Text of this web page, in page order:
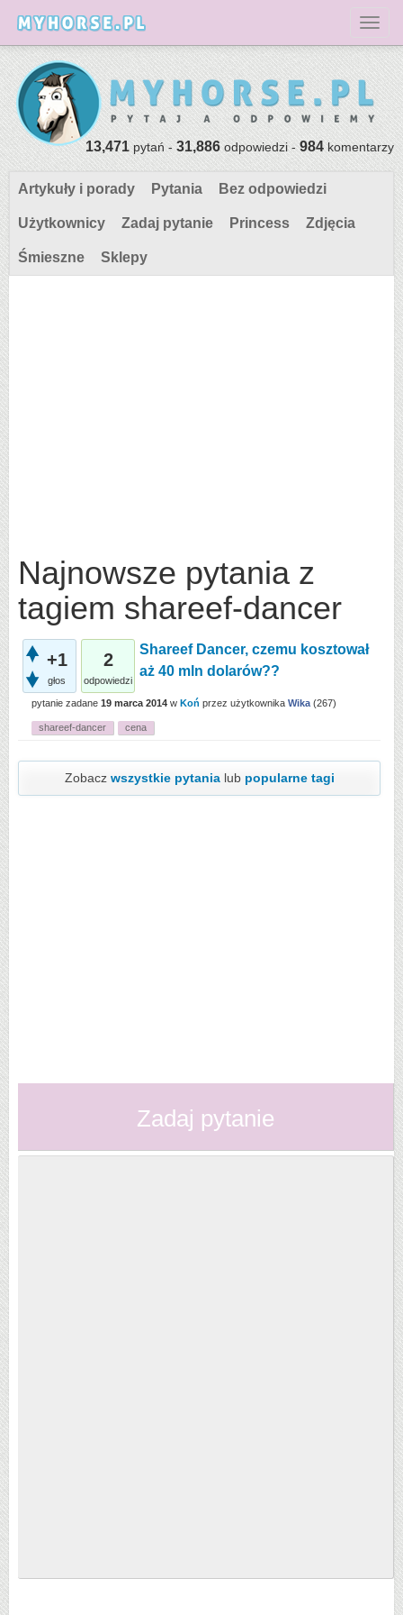
13,471pytań -31,886odpowiedzi -984komentarzy
Artykuły i porady Pytania Bez odpowiedzi
Użytkownicy Zadaj pytanie Princess Zdjęcia
Śmieszne Sklepy
Najnowsze pytania z
tagiem shareef-dancer
+1
głos
2
odpowiedzi
Shareef Dancer, czemu kosztował
aż 40 mln dolarów??
pytanie zadane 19 marca 2014 w Koń przez użytkownika Wika (267)
shareef-dancer cena
Zobacz wszystkie pytanialub popularne tagi
Zadaj pytanie